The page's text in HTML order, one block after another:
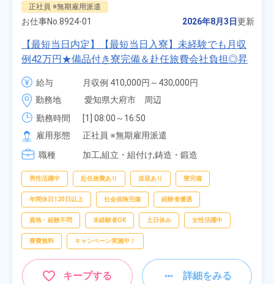
正社員 ※無期雇用派遣
お仕事No. 8924-01 2026年8月3日更新
【最短当日内定】【最短当日入寮】未経験でも月収
例42万円★備品付き寮完備＆赴任旅費会社負担◎昇
給・業績賞与あり！組立や塗装など自動車製造の各
種作業！《愛知県大府市》
給与
月収例 410,000円～430,000円
月給 277,000円～277,000円
勤務地
愛知県大府市　周辺
勤務時間
[1] 08:00～16:50
[2] 06:25～15:10
[3] 17:05～01:50
雇用形態
正社員 ※無期雇用派遣
職種
加工,組立・組付け,鋳造・鍛造
男性活躍中 赴任旅費あり 送迎あり 寮完備
年間休日120日以上 社会保険完備 経験者優遇
資格・経験不問 未経験者OK 土日休み 女性活躍中
寮費無料 キャンペーン実施中！
キープする 詳細をみる